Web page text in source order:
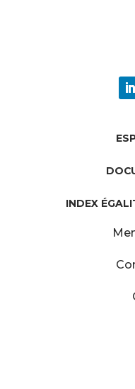
INDEX